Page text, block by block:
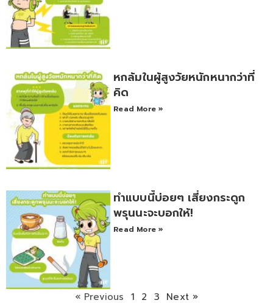
หกล้มในผู้สูงวัยหนักหนากว่าที่
คิด
Read More »
ทำแบบนี้บ่อยๆ เสี่ยงกระดูก
พรุนนะจะบอกให้!
Read More »
« Previous 1 2 3 Next »